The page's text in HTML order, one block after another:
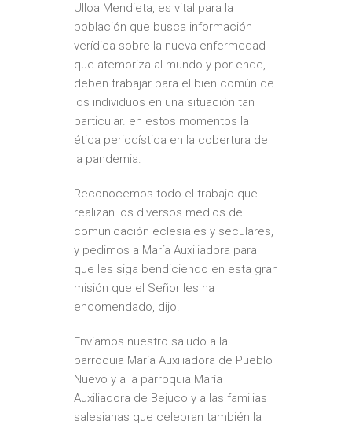
Ulloa Mendieta, es vital para la
población que busca información
verídica sobre la nueva enfermedad
que atemoriza al mundo y por ende,
deben trabajar para el bien común de
los individuos en una situación tan
particular. en estos momentos la
ética periodística en la cobertura de
la pandemia.
Reconocemos todo el trabajo que
realizan los diversos medios de
comunicación eclesiales y seculares,
y pedimos a María Auxiliadora para
que les siga bendiciendo en esta gran
misión que el Señor les ha
encomendado, dijo.
Enviamos nuestro saludo a la
parroquia María Auxiliadora de Pueblo
Nuevo y a la parroquia María
Auxiliadora de Bejuco y a las familias
salesianas que celebran también la